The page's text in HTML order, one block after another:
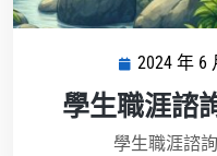
2024 年 6
學生職涯諮
學生職涯諮